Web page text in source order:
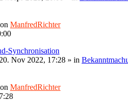
ManfredRichter
Synchronisation
20. Nov 2022, 17:28 » in
ManfredRichter